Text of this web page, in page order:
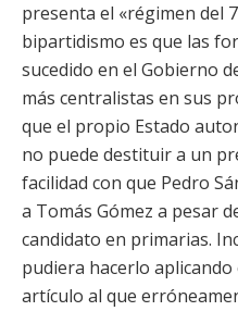
presenta el «régimen del
bipartidismo es que las
sucedido en el Gobierno
más centralistas en sus
que el propio Estado
no puede destituir a un
facilidad con que Pedro
a Tomás Gómez a pesar
candidato en primarias.
pudiera hacerlo
artículo al que